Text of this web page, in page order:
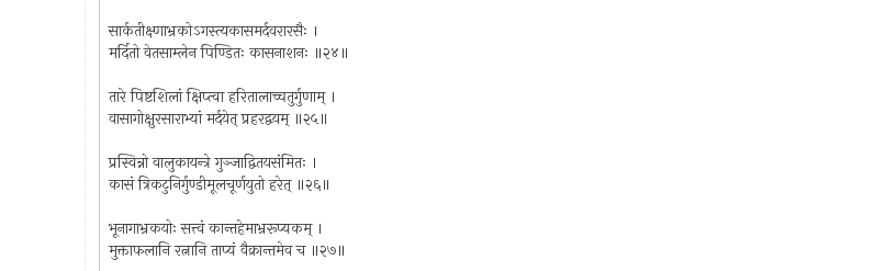
सार्कतीक्ष्णाभ्रकोऽगस्त्यकासमर्दवरारसैः ।
मर्दितो वेतसाम्लेन पिण्डितः कासनाशनः ॥२४॥
तारे पिष्टशिलां क्षिप्त्वा हरितालाच्चतुर्गुणाम् ।
वासागोक्षुरसाराभ्यां मर्दयेत् प्रहरद्वयम् ॥२५॥
प्रस्विन्नो वालुकायन्त्रे गुञ्जाद्वितयसंमितः ।
कासं त्रिकटुनिर्गुण्डीमूलचूर्णयुतो हरेत् ॥२६॥
भूनागाभ्रकयोः सत्त्वं कान्तहेमाभ्ररूप्यकम् ।
मुक्ताफलानि रत्नानि ताप्यं वैक्रान्तमेव च ॥२७॥